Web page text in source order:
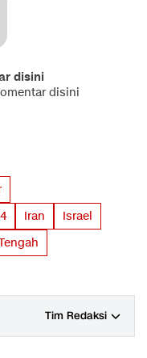
disini
disini
Iran
Israel
Tim Redaksi